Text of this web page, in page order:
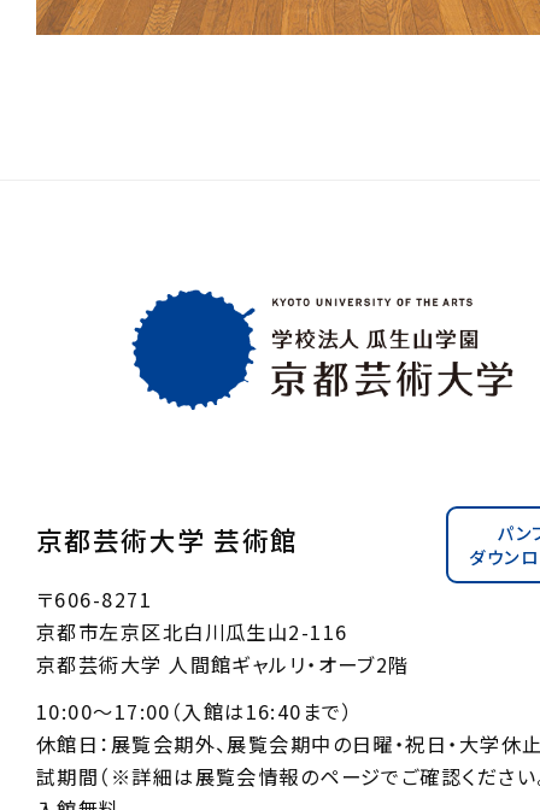
京都芸術大学 芸術館
パン
ダウン
〒606-8271
京都市左京区北白川瓜生山2-116
京都芸術大学 人間館ギャルリ・オーブ2階
10:00〜17:00（入館は16:40まで）
休館日：展覧会期外、展覧会期中の日曜・祝日・大学休
試期間（※詳細は展覧会情報のページでご確認ください